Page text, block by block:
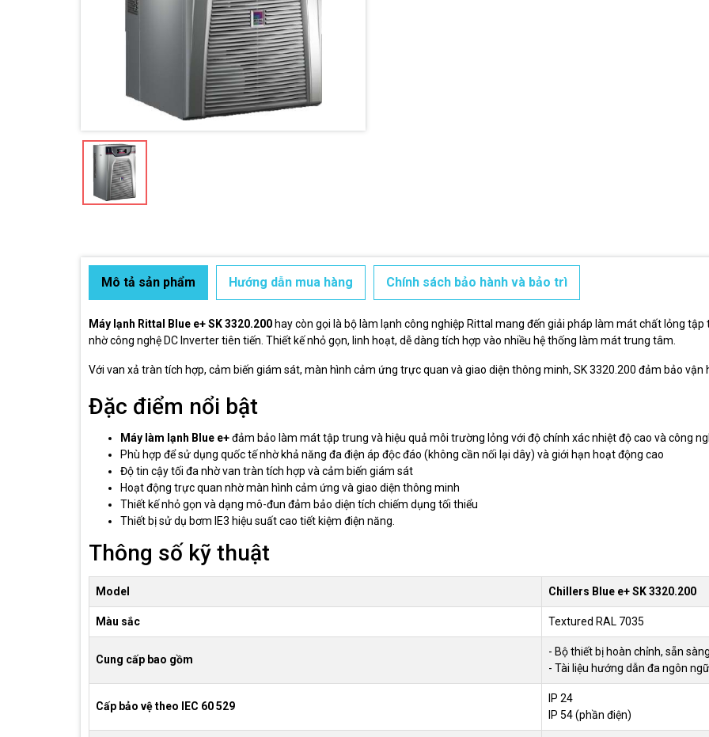
Mô tả sản phẩm Hướng dẫn mua hàng Chính sách bảo hành và bảo trì
Máy lạnh Rittal Blue e+ SK 3320.200hay còn gọi là bộ làm lạnh công nghiệp Rittal mang đến giải pháp làm mát chất lỏng
nhờ công nghệ DC Inverter tiên tiến. Thiết kế nhỏ gọn, linh hoạt, dễ dàng tích hợp vào nhiều hệ thống làm mát trung tâm.
Với van xả tràn tích hợp, cảm biến giám sát, màn hình cảm ứng trực quan và giao diện thông minh, SK 3320.200 đảm bảo vận
Đặc điểm nổi bật
Máy làm lạnh Blue e+đảm bảo làm mát tập trung và hiệu quả môi trường lỏng với độ chính xác nhiệt độ cao và công
Phù hợp để sử dụng quốc tế nhờ khả năng đa điện áp độc đáo (không cần nối lại dây) và giới hạn hoạt động cao
Độ tin cậy tối đa nhờ van tràn tích hợp và cảm biến giám sát
Hoạt động trực quan nhờ màn hình cảm ứng và giao diện thông minh
Thiết kế nhỏ gọn và dạng mô-đun đảm bảo diện tích chiếm dụng tối thiểu
Thiết bị sử dụ bơm IE3 hiệu suất cao tiết kiệm điện năng.
Thông số kỹ thuật
Model Chillers Blue e+ SK 3320.200
Màu sắc Textured RAL 7035
Cung cấp bao gồm
- Bộ thiết bị hoàn chỉnh, sẵn
- Tài liệu hướng dẫn đa ngôn ngữ
Cấp bảo vệ theo IEC 60 529
IP 24
IP 54 (phần điện)